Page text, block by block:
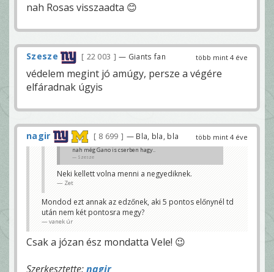
nah Rosas visszaadta 😊
több mint 4 éve
Szesze 22 003 — Giants fan
védelem megint jó amúgy, persze a végére
elfáradnak úgyis
több mint 4 éve
nagir 8 699 — Bla, bla, bla
nah még Gano is cserben hagy..
Szesze
Neki kellett volna menni a negyediknek.
Zet
Mondod ezt annak az edzőnek, aki 5 pontos előnynél td
után nem két pontosra megy?
vanek úr
Csak a józan ész mondatta Vele! 😉
Szerkesztette:nagir